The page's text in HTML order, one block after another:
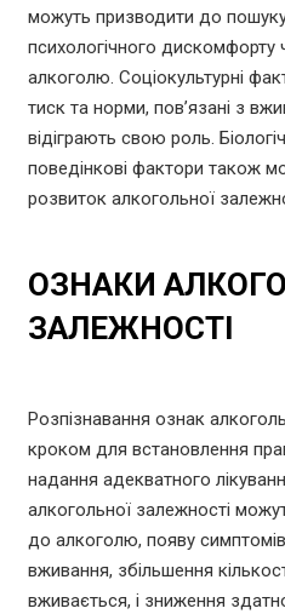
можуть призводити до пошуку
психологічного дискомфорту
алкоголю. Соціокультурні
тиск та норми, пов’язані з
відіграють свою роль.
поведінкові фактори також
розвиток алкогольної
ОЗНАКИ
ЗАЛЕЖНОСТІ
Розпізнавання ознак
кроком для встановлення
надання адекватного
алкогольної залежності
до алкоголю, появу
вживання, збільшення
вживається, і зниження